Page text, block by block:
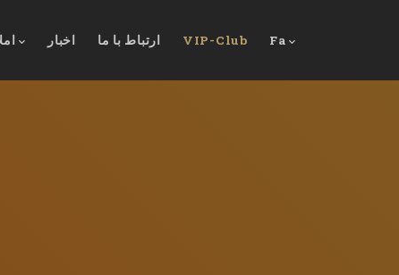
اخبار ارتباط با ما VIP-Club Fa